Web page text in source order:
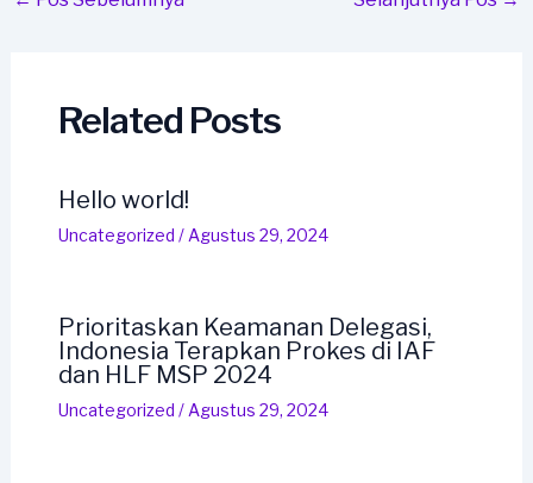
Related Posts
Hello world!
Uncategorized / Agustus 29, 2024
Prioritaskan Keamanan Delegasi,
Indonesia Terapkan Prokes di IAF
dan HLF MSP 2024
Uncategorized / Agustus 29, 2024